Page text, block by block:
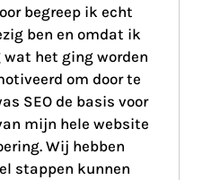
begreep ik echt
ben en omdat ik
wat het ging worden
om door te
SEO de basis voor
mijn hele website
Wij hebben
stappen kunnen